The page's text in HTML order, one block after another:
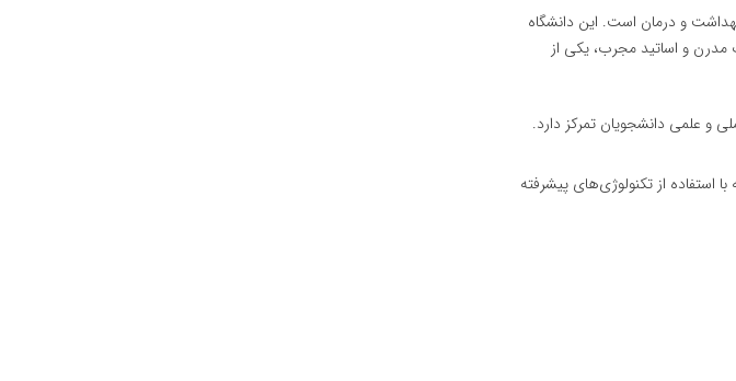
و درمان است. این دانشگاه
مدرن و اساتید مجرب، یکی از
و علمی دانشجویان تمرکز دارد.
استفاده از تکنولوژی‌های پیشرفته